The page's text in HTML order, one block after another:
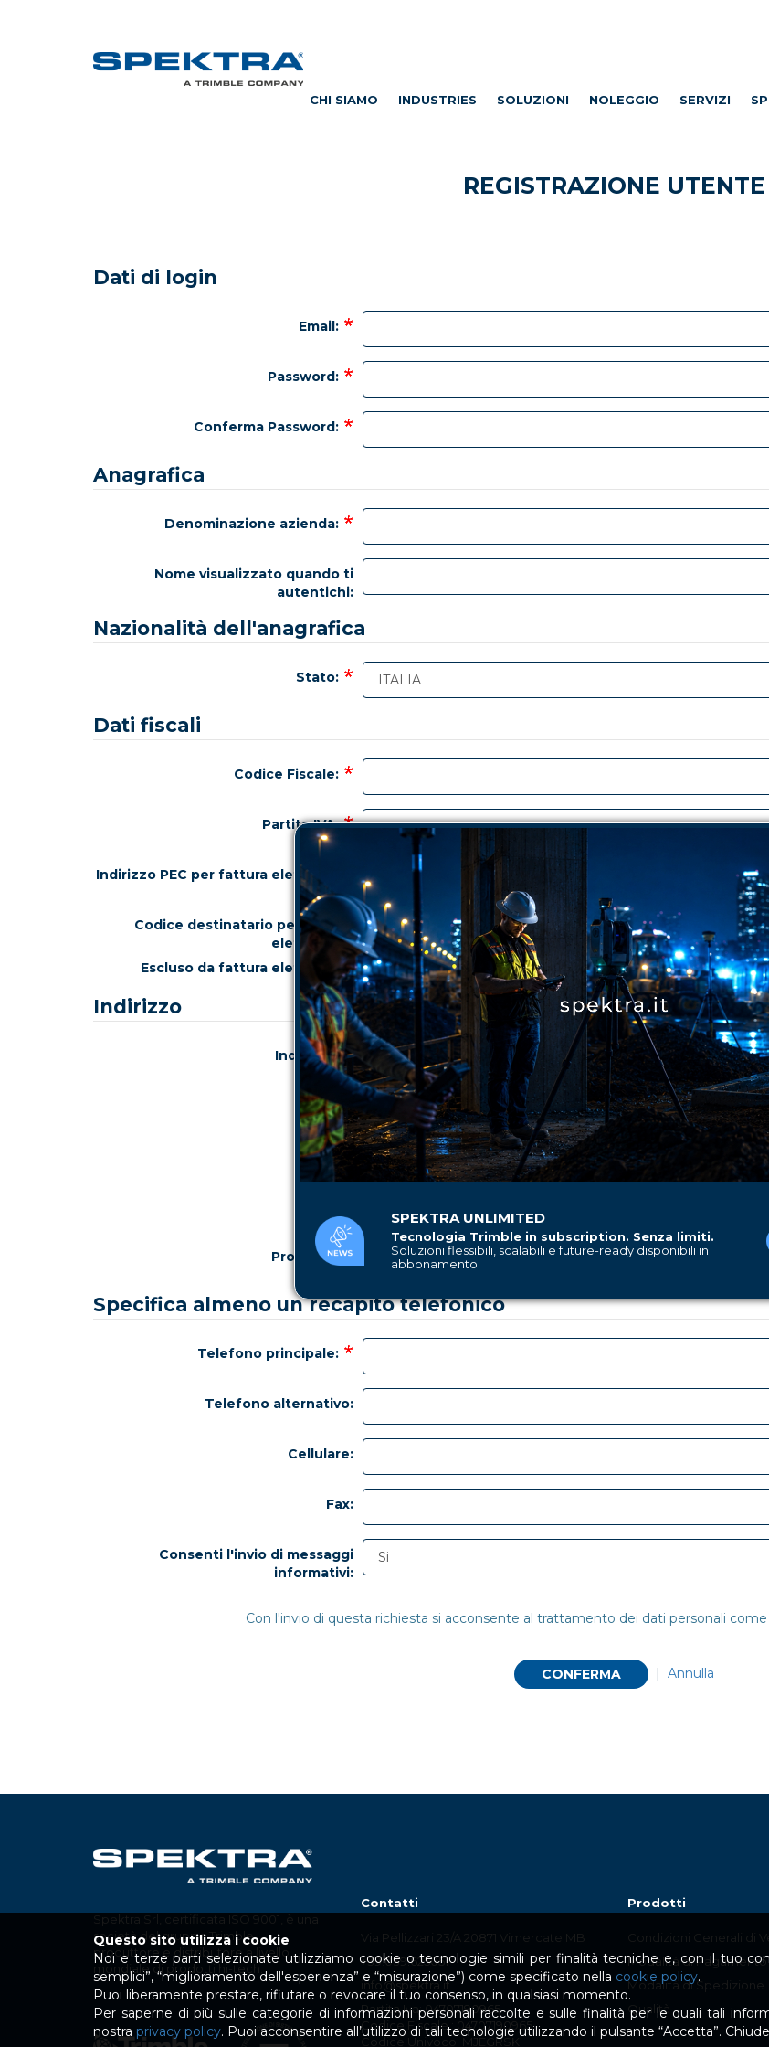
CHI SIAMO INDUSTRIES SOLUZIONI NOLEGGIO SERVIZI
SPEKTRA UNLIMITED
Tecnologia Trimble in subscription. Senza limiti.
Soluzioni flessibili, scalabili e future-ready disponibili in
abbonamento
REGISTRAZIONE UTENTE
Dati di login
Email:
Password:
Conferma Password:
Anagrafica
Denominazione azienda:
Nome visualizzato quando ti
autentichi:
Nazionalità dell'anagrafica
Stato:
Dati fiscali
Codice Fiscale:
Partita IVA:
Indirizzo PEC per fattura elettronica:
Codice destinatario per fattura
elettronica:
Escluso da fattura elettronica:
Indirizzo
Indirizzo:
Civico:
CAP:
Provincia:
Specifica almeno un recapito telefonico
Telefono principale:
Telefono alternativo:
Cellulare:
Fax:
Consenti l'invio di messaggi
informativi:
Con l'invio di questa richiesta si acconsente al trattamento dei dati personali
CONFERMA | Annulla
Spektra Srl, certificata ISO 9001, è una
società del gruppo Trimble,
produttore e distributore a livello
mondiale di prodotti hi-tech.
Contatti
Via Pellizzari 23/A 20871 Vimercate MB
+39.039.625051
info@spektra.it
Partita Iva: 04707190965
Codice Fiscale : 04707190965
Codice Univoco: MJEGRSK
Prodotti
Condizioni Generali di
Modalità di Pagamento
Modalità di Spedizione
Qualità
Questo sito utilizza i cookie
Noi e terze parti selezionate utilizziamo cookie o tecnologie simili per finalità tecniche e, con il tuo
semplici”, “miglioramento dell'esperienza” e “misurazione”) come specificato nella cookie policy.
Puoi liberamente prestare, rifiutare o revocare il tuo consenso, in qualsiasi momento.
Per saperne di più sulle categorie di informazioni personali raccolte e sulle finalità per le quali tali
nostra privacy policy. Puoi acconsentire all’utilizzo di tali tecnologie utilizzando il pulsante “Accetta”.